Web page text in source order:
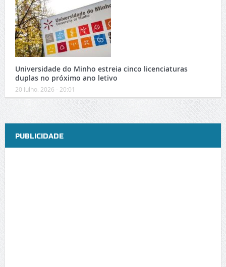
Universidade do Minho estreia cinco licenciaturas
duplas no próximo ano letivo
20 Julho, 2026 - 20:01
PUBLICIDADE